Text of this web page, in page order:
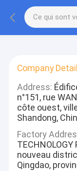
Company
Address:
n°151, rue
côte ouest,
Shandong,
Factory
TECHNOLOGY
nouveau
Qingdao,